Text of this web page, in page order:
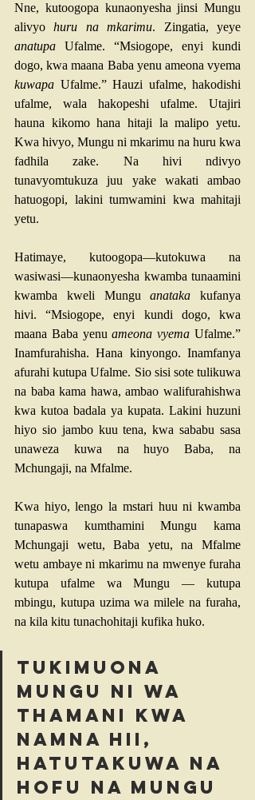
Nne, kutoogopa kunaonyesha jinsi Mungu
alivyo huru na mkarimu
anatupa Ufalme. “Msiogope, enyi kundi
kuwapa Ufalme.” Hauzi ufalme, hakodishi
ufalme, wala hakopeshi ufalme. Utajiri
hauna kikomo hana hitaji la malipo yetu.
Kwa hivyo, Mungu ni mkarimu na huru kwa
fadhila zake. Na hivi ndivyo
tunavyomtukuza juu yake wakati ambao
hatuogopi, lakini tumwamini kwa mahitaji
yetu.
Hatimaye, kutoogopa—kutokuwa na
wasiwasi—kunaonyesha kwamba tunaamini
kwamba kweli Mungu anataka kufanya
hivi. “Msiogope, enyi kundi dogo, kwa
maana Baba yenu ameona vyema Ufalme.”
Inamfurahisha. Hana kinyongo. Inamfanya
afurahi kutupa Ufalme. Sio sisi sote tulikuwa
na baba kama hawa, ambao walifurahishwa
kwa kutoa badala ya kupata. Lakini huzuni
hiyo sio jambo kuu tena, kwa sababu sasa
unaweza kuwa na huyo Baba, na
Mchungaji, na Mfalme.
Kwa hiyo, lengo la mstari huu ni kwamba
tunapaswa kumthamini Mungu kama
Mchungaji wetu, Baba yetu, na Mfalme
wetu ambaye ni mkarimu na mwenye furaha
kutupa ufalme wa Mungu — kutupa
mbingu, kutupa uzima wa milele na furaha,
na kila kitu tunachohitaji kufika huko.
Tukimuona
Mungu ni wa
thamani kwa
namna hii,
hatutakuwa na
hofu na Mungu